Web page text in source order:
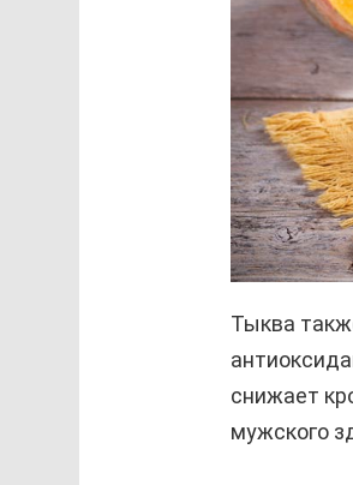
Тыква
снижает
мужского